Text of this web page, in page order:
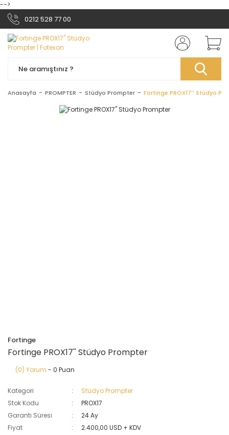
-->
0212 528 77 00
Anasayfa PROMPTER Stüdyo Prompter Fortinge PROX17'' Stüdyo
Fortinge
Fortinge PROX17'' Stüdyo Prompter
(0) Yorum - 0 Puan
Kategori
Stüdyo Prompter
Stok Kodu
PROX17
Garanti Süresi
24 Ay
Fiyat
2.400,00 USD + KDV